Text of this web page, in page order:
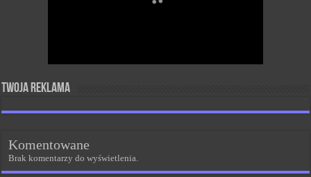
Twoja reklama
Komentowane
Brak komentarzy do wyświetlenia.